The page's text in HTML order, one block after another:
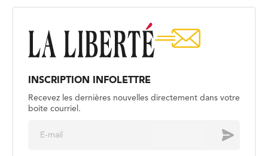
INSCRIPTION INFOLETTRE
Recevez les dernières nouvelles directement dans votre
boite courriel.
Envoyer